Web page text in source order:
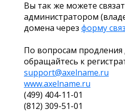
Вы так же можете
администратором
домена через форму
По вопросам
обращайтесь к
support@axelname.ru
www.axelname.ru
(499) 404-11-01
(812) 309-51-01